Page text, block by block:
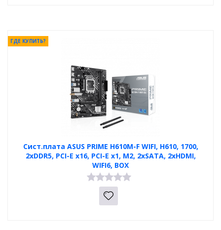
Сист.плата ASUS PRIME H610M-F WIFI, H610, 1700,
2xDDR5, PCI-E x16, PCI-E x1, M2, 2xSATA, 2xHDMI,
WIFI6, BOX
ГДЕ КУПИТЬ?